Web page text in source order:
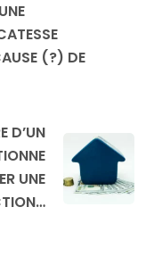
(?) DE
D’UN
UNE